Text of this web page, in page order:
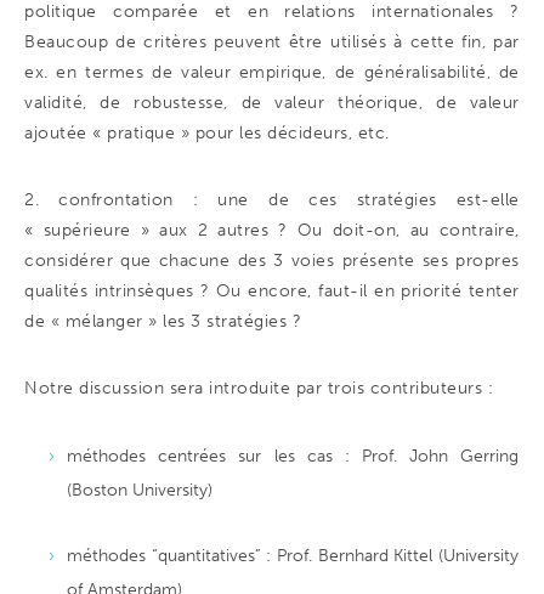
politique comparée et en relations internationales ?
Beaucoup de critères peuvent être utilisés à cette fin, par
ex. en termes de valeur empirique, de généralisabilité, de
validité, de robustesse, de valeur théorique, de valeur
ajoutée « pratique » pour les décideurs, etc.
2. confrontation : une de ces stratégies est-elle
« supérieure » aux 2 autres ? Ou doit-on, au contraire,
considérer que chacune des 3 voies présente ses propres
qualités intrinsèques ? Ou encore, faut-il en priorité tenter
de « mélanger » les 3 stratégies ?
Notre discussion sera introduite par trois contributeurs :
méthodes centrées sur les cas : Prof. John Gerring
(Boston University)
méthodes “quantitatives” : Prof. Bernhard Kittel (University
of Amsterdam)